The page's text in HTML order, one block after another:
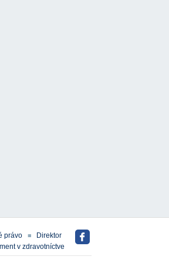
právo
Direktor
v zdravotníctve